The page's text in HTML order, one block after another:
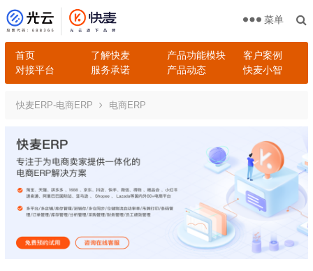
首页 了解快麦 产品功能模块
客户案例
对接平台
服务承诺 产品动态 快麦小智
菜单
快麦ERP-电商ERP 电商ERP